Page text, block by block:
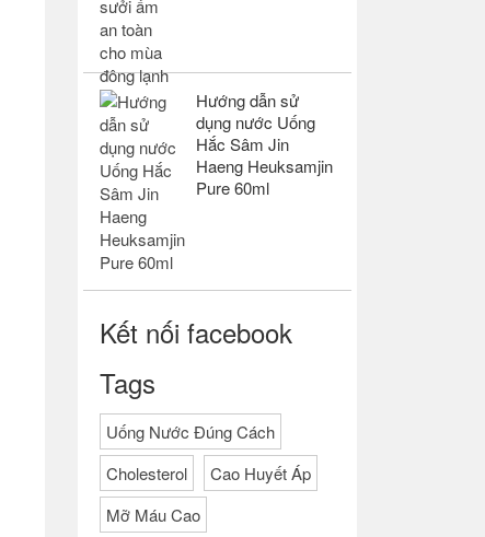
Hướng dẫn sử
dụng nước Uống
Hắc Sâm Jin
Haeng Heuksamjin
Pure 60ml
Kết nối facebook
Tags
Uống Nước Đúng Cách
Cholesterol
Cao Huyết Áp
Mỡ Máu Cao